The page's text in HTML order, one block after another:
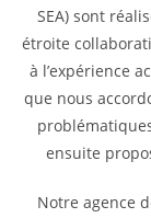
SEA) sont
étroite
à l’expérience
que nous
ensuite
Notre agence